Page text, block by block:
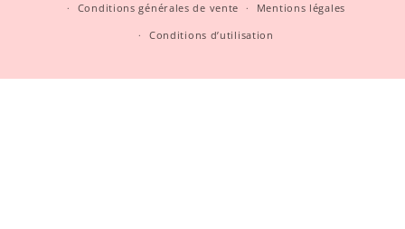
Conditions générales de vente
Mentions légales
Conditions d’utilisation